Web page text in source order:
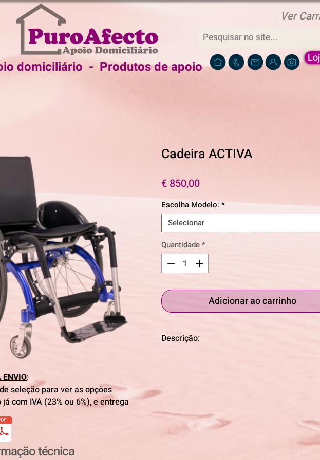
Ver
domiciliário - Produtos de apoio
ENVIO:
seleção para ver as opções
com IVA (23% ou 6%), e entrega
Cadeira ACTIVA
€ 850,00Preço
Escolha Modelo: *
Selecionar
Quantidade*
Adicionar ao carrinho
Descrição:
indicada para utilizadores ativos, que
mobilidade dos membros superiores, sendo
capazes de mover a cadeira de rodas de
autónoma. Os componentes desmontáveis,
associados ao encosto abatível, permitem que
técnica